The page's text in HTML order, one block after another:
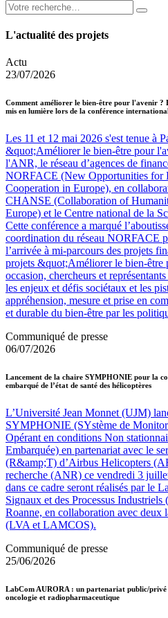
L'actualité des projets
Actu
23/07/2026
Comment améliorer le bien-être pour l'avenir ?
mis en lumière lors de la conférence
Les 11 et 12 mai 2026 s'est tenue à
&quot;Améliorer le bien-être pour
l'ANR, le réseau d’agences de
NORFACE (New Opportunities for
Cooperation in Europe), en
CHANSE (Collaboration of
Europe) et le Centre national de la
Cette conférence a marqué
coordination du réseau NORFACE
l’arrivée à mi-parcours des projets
projets &quot;Améliorer le bien-
occasion, chercheurs et
les enjeux et défis sociétaux et les
appréhension, mesure et prise en
et durable du bien-être par les
Communiqué de presse
06/07/2026
Lancement de la chaire SYMPHONIE pour la
embarqué de l’état de santé des hélicoptères
L’Université Jean Monnet (UJM)
SYMPHONIE (SYstème de
Opérant en conditions Non
Embarquée) en partenariat avec le
(R&amp;T) d’Airbus Helicopters
recherche (ANR) ce vendredi 3
dans ce cadre seront réalisés par le
Signaux et des Processus
Roanne, en collaboration avec deux
(LVA et LAMCOS).
Communiqué de presse
25/06/2026
LabCom AURORA : un partenariat public/
oncologie et radiopharmaceutique